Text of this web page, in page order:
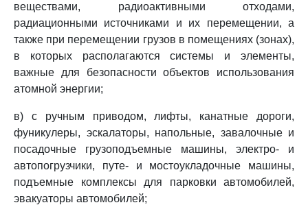
веществами, радиоактивными отходами,
радиационными источниками и их перемещении, а
также при перемещении грузов в помещениях (зонах),
в которых располагаются системы и элементы,
важные для безопасности объектов использования
атомной энергии;
в) с ручным приводом, лифты, канатные дороги,
фуникулеры, эскалаторы, напольные, завалочные и
посадочные грузоподъемные машины, электро- и
автопогрузчики, путе- и мостоукладочные машины,
подъемные комплексы для парковки автомобилей,
эвакуаторы автомобилей;